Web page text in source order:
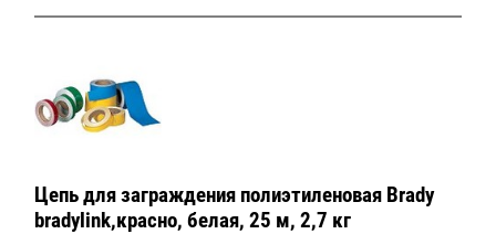
Цепь для заграждения полиэтиленовая Brady
bradylink,красно, белая, 25 м, 2,7 кг